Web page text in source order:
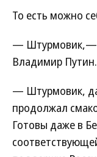
То есть можно
— Штурмовик,—
Владимир Путин.
— Штурмовик,
продолжал
Готовы даже в